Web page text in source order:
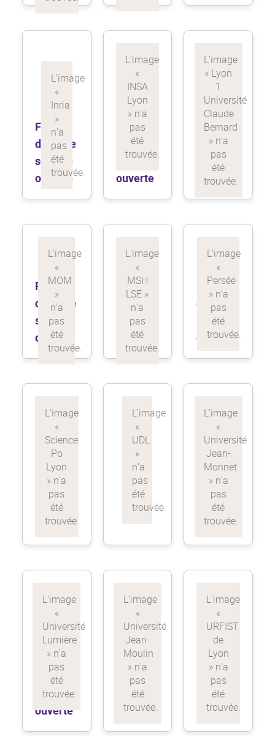
Feuille
de route
science
ouverte
Feuille
de route
science
ouverte
Feuille
de route
science
ouverte
Feuille
de route
science
ouverte
Feuille
de route
science
ouverte
Feuille
de route
science
ouverte
Feuille
de route
science
ouverte
Feuille
de route
science
ouverte
Feuille
de route
science
ouverte
Feuille
de route
science
ouverte